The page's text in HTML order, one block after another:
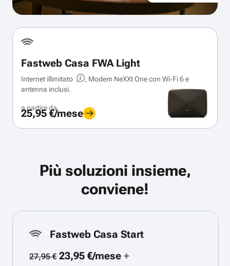
Fastweb Casa FWA Light
Internet illimitato
, Modem NeXXt One con Wi‑Fi 6 e
antenna inclusi.
a partire da
25,95 €/mese
Più soluzioni insieme,
conviene!
Fastweb Casa Start
27,95 €23,95 €/mese+